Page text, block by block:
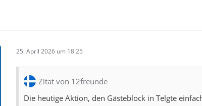
25. April 2026 um 18:25
Zitat von 12freunde
Die heutige Aktion, den Gästeblock in Telgte